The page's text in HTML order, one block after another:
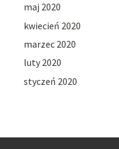
maj 2020
kwiecień 2020
marzec 2020
luty 2020
styczeń 2020